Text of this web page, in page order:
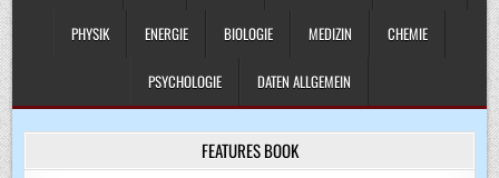
PHYSIK ENERGIE BIOLOGIE MEDIZIN CHEMIE
PSYCHOLOGIE DATEN ALLGEMEIN
FEATURES BOOK